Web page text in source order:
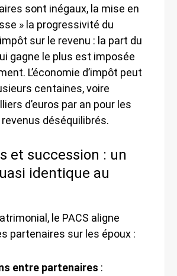
sont inégaux, la mise en
» la progressivité du
sur le revenu : la part du
gagne le plus est imposée
L’économie d’impôt peut
centaines, voire
d’euros par an pour les
déséquilibrés.
et succession : un
identique au
le PACS aligne
partenaires sur les époux :
entre partenaires :